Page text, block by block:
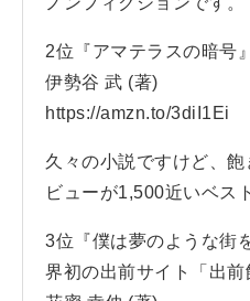
2位『アマテラスの暗号』
伊勢谷 武 (著)
https://amzn.to/3diI1Ei
久々の小説ですけど、
ビューが1,500近いベス
3位『僕は夢のような街
界初の出前サイト「出前